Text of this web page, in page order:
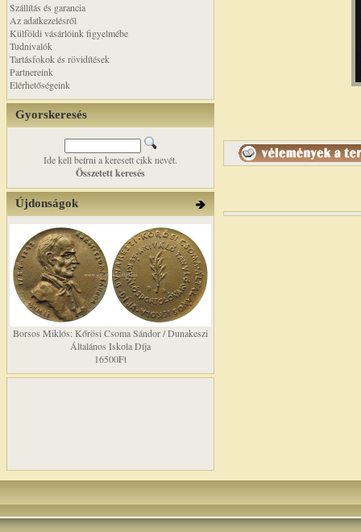
Szállítás és garancia
Az adatkezelésről
Külföldi vásárlóink figyelmébe
Tudnivalók
Tartásfokok és rövidítések
Partnereink
Elérhetőségeink
Gyorskeresés
Ide kell beírni a keresett cikk nevét.
Összetett keresés
Újdonságok
Borsos Miklós: Kőrösi Csoma Sándor / Dunakeszi
Általános Iskola Díja
16500Ft